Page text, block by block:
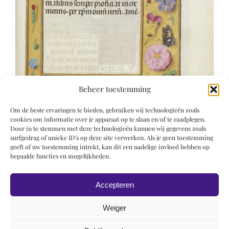
Beheer toestemming
Om de beste ervaringen te bieden, gebruiken wij technologieën zoals
cookies om informatie over je apparaat op te slaan en/of te raadplegen.
Door in te stemmen met deze technologieën kunnen wij gegevens zoals
surfgedrag of unieke ID's op deze site verwerken. Als je geen toestemming
geeft of uw toestemming intrekt, kan dit een nadelige invloed hebben op
bepaalde functies en mogelijkheden.
Accepteren
Weiger